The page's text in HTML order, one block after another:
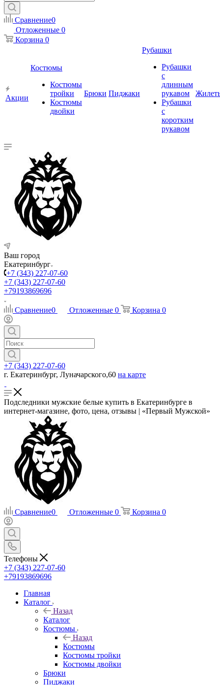
Сравнение0
Отложенные 0
Корзина 0
Акции
Костюмы
Костюмы
тройки
Костюмы
двойки
Брюки Пиджаки
Рубашки
Рубашки
с
длинным
рукавом
Рубашки
с
коротким
рукавом
Ваш город
Екатеринбург
+7 (343) 227-07-60
+7 (343) 227-07-60
+79193869696
Сравнение0 Отложенные 0 Корзина 0
+7 (343) 227-07-60
г. Екатеринбург, Луначарского,60 на карте
Подследники мужские белые купить в Екатеринбурге в
интернет-магазине, фото, цена, отзывы | «Первый Мужской»
Сравнение0 Отложенные 0 Корзина 0
Телефоны
+7 (343) 227-07-60
+79193869696
Главная
Каталог
Назад
Каталог
Костюмы
Назад
Костюмы
Костюмы тройки
Костюмы двойки
Брюки
Пиджаки